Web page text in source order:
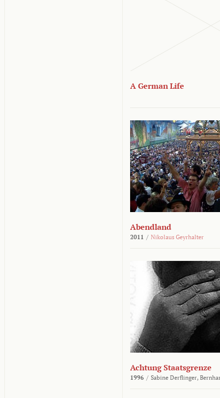
A German Life
Abendland
2011 / Nikolaus Geyrhalter
Achtung Staatsgrenze
1996 / Sabine Derflinger,